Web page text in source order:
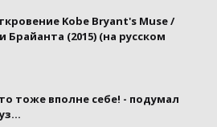
Kobe Bryant's Muse /
Брайанта (2015) (на русском
тоже вполне себе! - подумал